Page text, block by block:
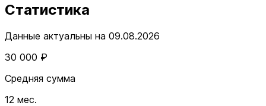
Статистика
Данные актуальны на 09.08.2026
30 000 ₽
Средняя сумма
12 мес.